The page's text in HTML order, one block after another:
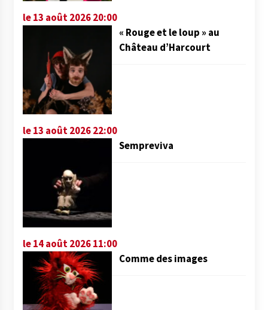
le 13 août 2026 20:00
« Rouge et le loup » au
Château d’Harcourt
le 13 août 2026 22:00
Sempreviva
le 14 août 2026 11:00
Comme des images